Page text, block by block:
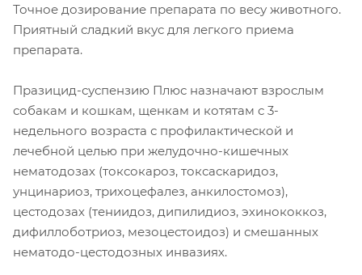
Точное дозирование препарата по весу животного.
Приятный сладкий вкус для легкого приема
препарата.
Празицид-суспензию Плюс назначают взрослым
собакам и кошкам, щенкам и котятам с 3-
недельного возраста с профилактической и
лечебной целью при желудочно-кишечных
нематодозах (токсокароз, токсаскаридоз,
унцинариоз, трихоцефалез, анкилостомоз),
цестодозах (тениидоз, дипилидиоз, эхинококкоз,
дифиллоботриоз, мезоцестоидоз) и смешанных
нематодо-цестодозных инвазиях.